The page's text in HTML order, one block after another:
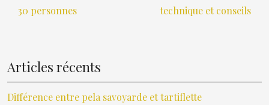
30 personnes
technique et conseils
Articles récents
Différence entre pela savoyarde et tartiflette